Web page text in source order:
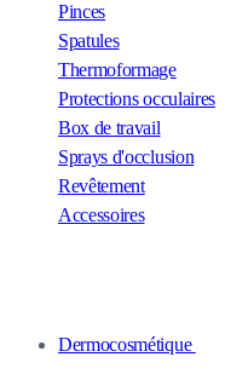
Pinces
Spatules
Thermoformage
Protections occulaires
Box de travail
Sprays d'occlusion
Revêtement
Accessoires
Dermocosmétique